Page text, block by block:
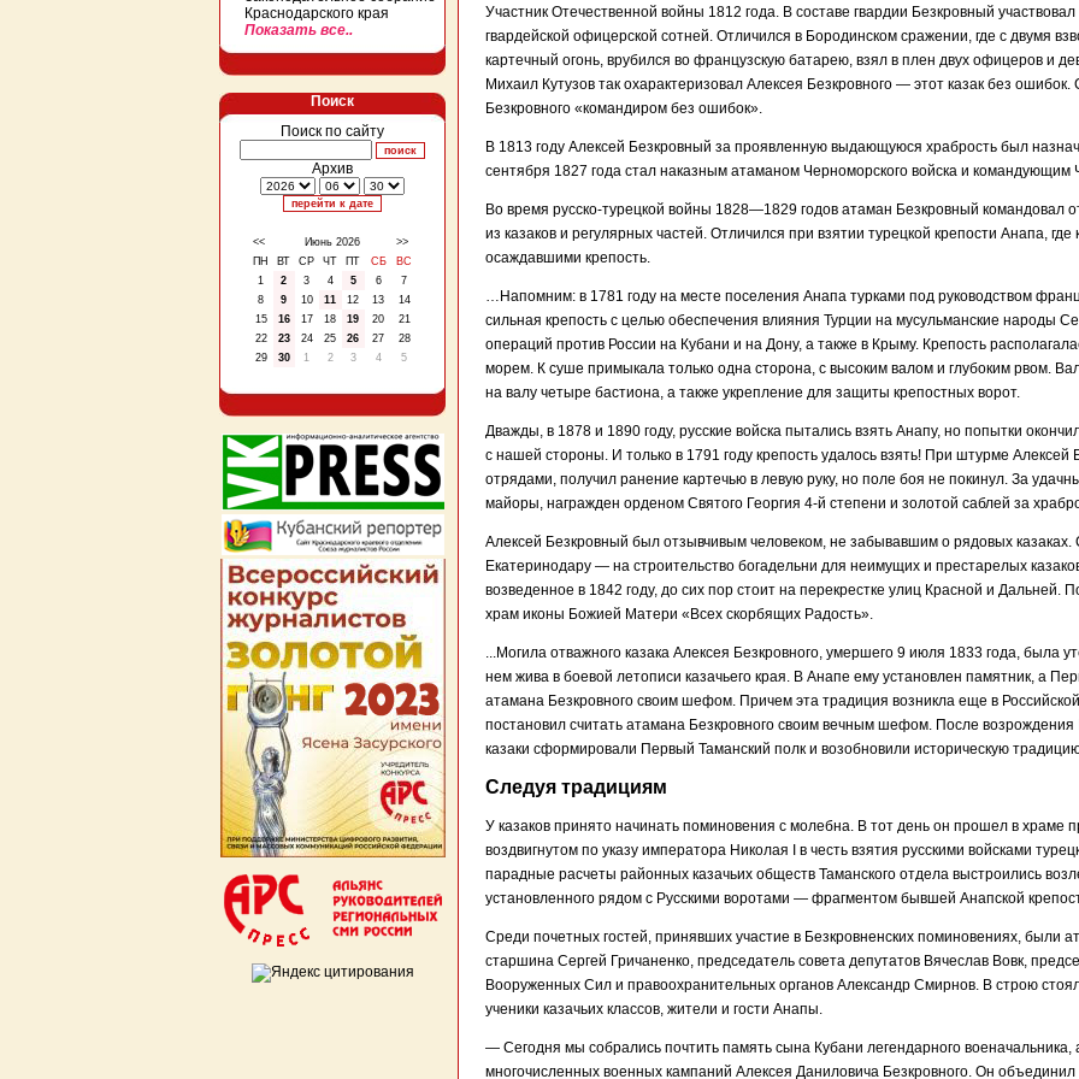
Краснодарского края
Показать все..
Поиск
Поиск по сайту
Архив
<< Июнь 2026
>>
ПН
ВТ СР ЧТ ПТ СБ
ВС
1
2 3 4 5 6
7
8
9 10 11 12 13
14
15
16 17 18 19 20
21
22
23 24 25 26 27
28
29
30 1 2 3 4 5
Участник Отечественной войны 1812 года. В составе гвардии Безкровный
гвардейской офицерской сотней. Отличился в Бородинском сражении, где с двумя
картечный огонь, врубился во французскую батарею, взял в плен двух офицеров и
Михаил Кутузов так охарактеризовал Алексея Безкровного — этот казак без
Безкровного «командиром без ошибок».
В 1813 году Алексей Безкровный за проявленную выдающуюся храбрость был
сентября 1827 года стал наказным атаманом Черноморского войска и
Во время русско-турецкой войны 1828—1829 годов атаман Безкровный командовал
из казаков и регулярных частей. Отличился при взятии турецкой крепости Анапа,
осаждавшими крепость.
…Напомним: в 1781 году на месте поселения Анапа турками под руководством
сильная крепость с целью обеспечения влияния Турции на мусульманские народы
операций против России на Кубани и на Дону, а также в Крыму. Крепость
морем. К суше примыкала только одна сторона, с высоким валом и глубоким рвом.
на валу четыре бастиона, а также укрепление для защиты крепостных ворот.
Дважды, в 1878 и 1890 году, русские войска пытались взять Анапу, но попытки
с нашей стороны. И только в 1791 году крепость удалось взять! При штурме
отрядами, получил ранение картечью в левую руку, но поле боя не покинул. За
майоры, награжден орденом Святого Георгия 4-й степени и золотой саблей за
Алексей Безкровный был отзывчивым человеком, не забывавшим о рядовых
Екатеринодару — на строительство богадельни для неимущих и престарелых
возведенное в 1842 году, до сих пор стоит на перекрестке улиц Красной и
храм иконы Божией Матери «Всех скорбящих Радость».
...Могила отважного казака Алексея Безкровного, умершего 9 июля 1833 года, была
нем жива в боевой летописи казачьего края. В Анапе ему установлен памятник, а
атамана Безкровного своим шефом. Причем эта традиция возникла еще в
постановил считать атамана Безкровного своим вечным шефом. После возрождения
казаки сформировали Первый Таманский полк и возобновили историческую
Следуя традициям
У казаков принято начинать поминовения с молебна. В тот день он прошел в храме
воздвигнутом по указу императора Николая I в честь взятия русскими войсками
парадные расчеты районных казачьих обществ Таманского отдела выстроились
установленного рядом с Русскими воротами — фрагментом бывшей Анапской
Среди почетных гостей, принявших участие в Безкровненских поминовениях, были
старшина Сергей Гричаненко, председатель совета депутатов Вячеслав Вовк,
Вооруженных Сил и правоохранительных органов Александр Смирнов. В строю
ученики казачьих классов, жители и гости Анапы.
— Сегодня мы собрались почтить память сына Кубани легендарного
многочисленных военных кампаний Алексея Даниловича Безкровного. Он объединил